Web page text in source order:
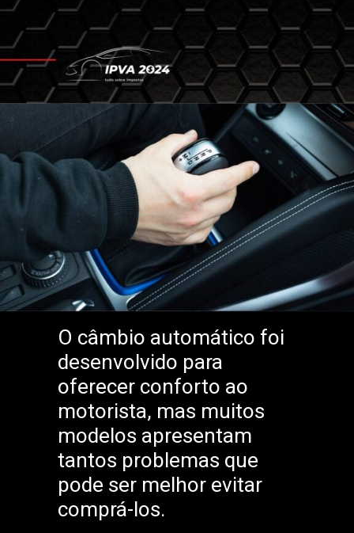
O câmbio automático foi
desenvolvido para
oferecer conforto ao
motorista, mas muitos
modelos apresentam
tantos problemas que
pode ser melhor evitar
comprá-los.